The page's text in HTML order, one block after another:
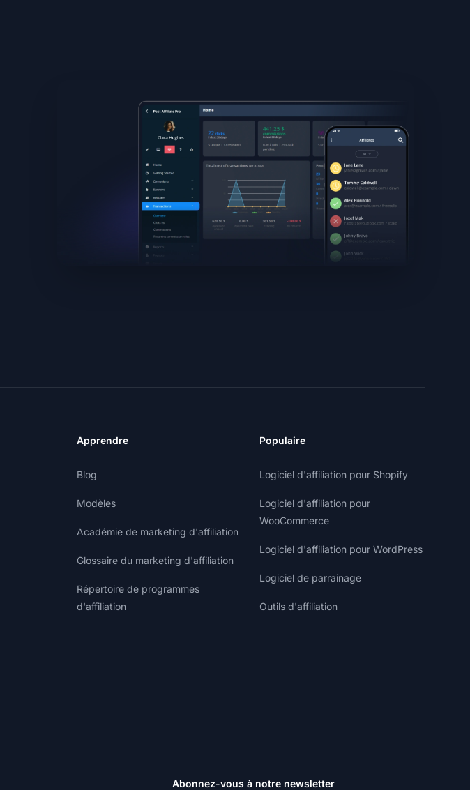
Apprendre
Blog
Modèles
Académie de marketing d'affiliation
Glossaire du marketing d'affiliation
Répertoire de programmes
d'affiliation
Populaire
Logiciel d'affiliation pour Shopify
Logiciel d'affiliation pour
WooCommerce
Logiciel d'affiliation pour WordPress
Logiciel de parrainage
Outils d'affiliation
Abonnez-vous à notre newsletter